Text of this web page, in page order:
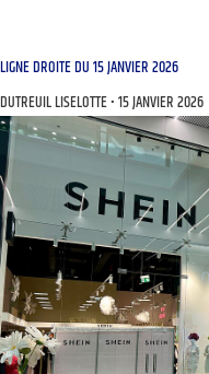
LIGNE DROITE DU 15 JANVIER 2026
DUTREUIL LISELOTTE 15 JANVIER 2026